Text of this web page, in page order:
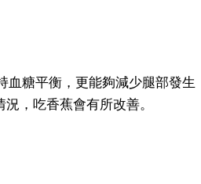
糖平衡，更能夠減少腿部發生
，吃香蕉會有所改善。